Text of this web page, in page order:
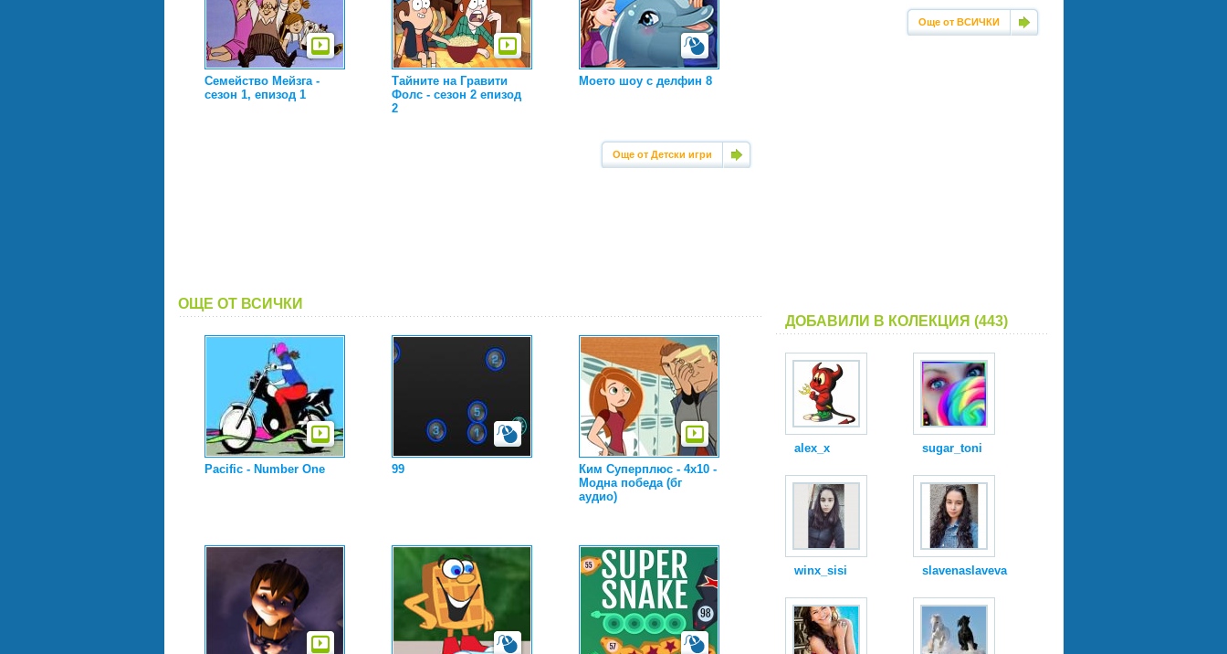
Семейство Мейзга -
сезон 1, епизод 1
Тайните на Гравити
Фолс - сезон 2 епизод
2
Моето шоу с делфин 8
Още от Детски игри
ОЩЕ ОТ ВСИЧКИ
Pacific - Number One 99
Ким Суперплюс - 4x10 -
Модна победа (бг
аудио)
Още от ВСИЧКИ
ДОБАВИЛИ В КОЛЕКЦИЯ (443)
alex_x sugar_toni
winx_sisi slavenaslaveva